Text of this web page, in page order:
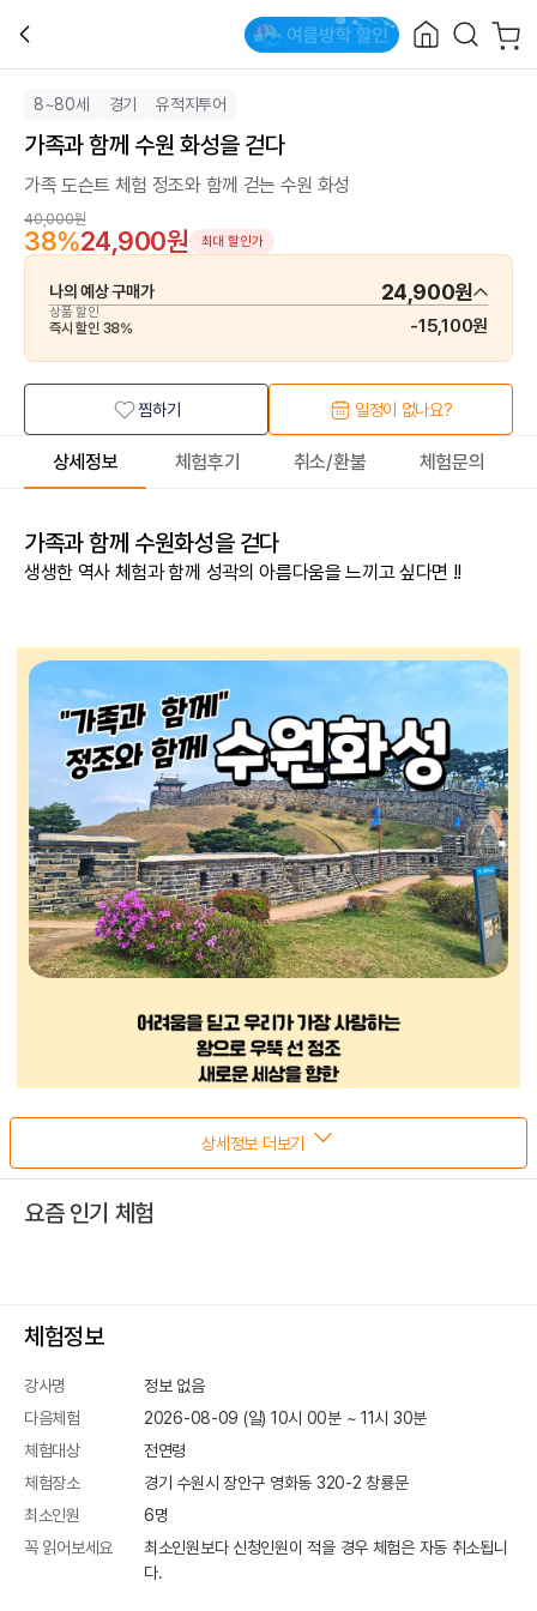
8~80세 경기 유적지투어
가족과 함께 수원 화성을 걷다
가족 도슨트 체험 정조와 함께 걷는 수원 화성
40,000원
38%24,900원 최대 할인가
나의 예상 구매가 24,900원
상품 할인
즉시 할인 38% -15,100원
찜하기 일정이 없나요?
상세정보 체험후기 취소/환불 체험문의
가족과 함께 수원화성을 걷다
생생한 역사 체험과 함께 성곽의 아름다움을 느끼고 싶다면 !!
상세정보 더보기
요즘 인기 체험
체험정보
강사명
정보 없음
다음체험
2026-08-09 (일) 10시 00분~ 11시 30분
체험대상
전연령
체험장소
경기 수원시 장안구 영화동 320-2 창룡문
최소인원
6명
꼭 읽어보세요
최소인원보다 신청인원이 적을 경우 체험은 자동 취소됩니
다.